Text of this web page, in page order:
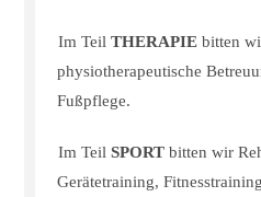
Im Teil THERAPIEbitten
physiotherapeutische
Fußpflege.
Im Teil SPORTbitten wir
Gerätetraining,